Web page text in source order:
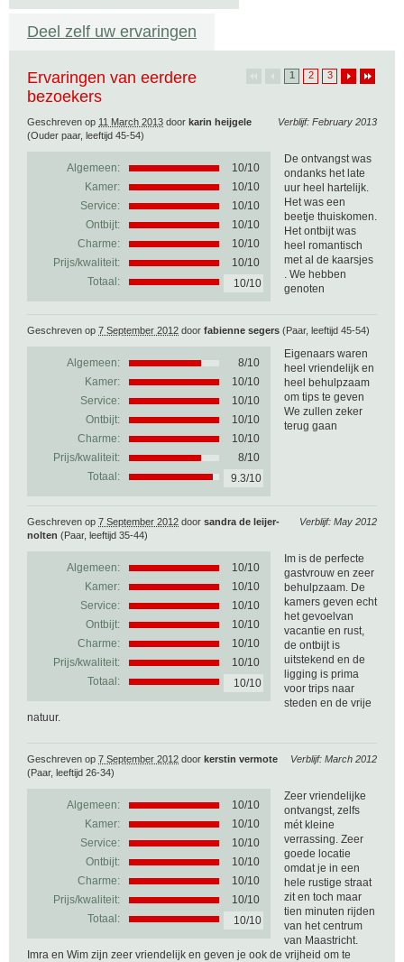
Deel zelf uw ervaringen
1 2 3
Ervaringen van eerdere
bezoekers
Verblijf: February 2013
Geschreven op 11 March 2013 door karin heijgele
(Ouder paar, leeftijd 45-54)
Algemeen: 10/10
Kamer:
10/10
Service:
10/10
Ontbijt:
10/10
Charme:
10/10
Prijs/kwaliteit:
10/10
Totaal:
10/10
De ontvangst was
ondanks het late
uur heel hartelijk.
Het was een
beetje thuiskomen.
Het ontbijt was
heel romantisch
met al de kaarsjes
. We hebben
genoten
Geschreven op 7 September 2012 door fabienne segers (Paar, leeftijd 45-54)
Algemeen: 8/10
Kamer:
10/10
Service:
10/10
Ontbijt:
10/10
Charme:
10/10
Prijs/kwaliteit:
8/10
Totaal:
9.3/10
Eigenaars waren
heel vriendelijk en
heel behulpzaam
om tips te geven
We zullen zeker
terug gaan
Verblijf: May 2012
Geschreven op 7 September 2012 door sandra de leijer-
nolten (Paar, leeftijd 35-44)
Algemeen: 10/10
Kamer:
10/10
Service:
10/10
Ontbijt:
10/10
Charme:
10/10
Prijs/kwaliteit:
10/10
Totaal:
10/10
Im is de perfecte
gastvrouw en zeer
behulpzaam. De
kamers geven echt
het gevoelvan
vacantie en rust,
de ontbijt is
uitstekend en de
ligging is prima
voor trips naar
steden en de vrije
natuur.
Verblijf: March 2012
Geschreven op 7 September 2012 door kerstin vermote
(Paar, leeftijd 26-34)
Algemeen: 10/10
Kamer:
10/10
Service:
10/10
Ontbijt:
10/10
Charme:
10/10
Prijs/kwaliteit:
10/10
Totaal:
10/10
Zeer vriendelijke
ontvangst, zelfs
mét kleine
verrassing. Zeer
goede locatie
omdat je in een
hele rustige straat
zit en toch maar
tien minuten rijden
van het centrum
van Maastricht.
Imra en Wim zijn zeer vriendelijk en geven je ook de vrijheid om te